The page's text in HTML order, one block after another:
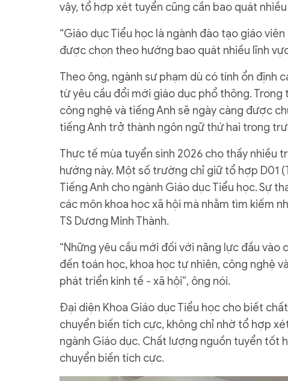
vậy, tổ hợp xét tuyển cũng cần bao quát
“Giáo dục Tiểu học là ngành đào tạo giáo
được chọn theo hướng bao quát nhiều lĩnh
Theo ông, ngành sư phạm dù có tính ổn định
từ yêu cầu đổi mới giáo dục phổ thông.
công nghệ và tiếng Anh sẽ ngày càng được
tiếng Anh trở thành ngôn ngữ thứ hai trong
Thực tế mùa tuyển sinh 2026 cho thấy nhiều
hướng này. Một số trường chỉ giữ tổ hợp D01
Tiếng Anh cho ngành Giáo dục Tiểu học. Sự
các môn khoa học xã hội mà nhằm tìm kiếm
TS Dương Minh Thành.
“Những yêu cầu mới đối với năng lực đầu vào
đến toán học, khoa học tự nhiên, công nghệ
phát triển kinh tế - xã hội”, ông nói.
Đại diện Khoa Giáo dục Tiểu học cho biết
chuyển biến tích cực, không chỉ nhờ tổ hợp
ngành Giáo dục. Chất lượng nguồn tuyển tốt
chuyển biến tích cực.​